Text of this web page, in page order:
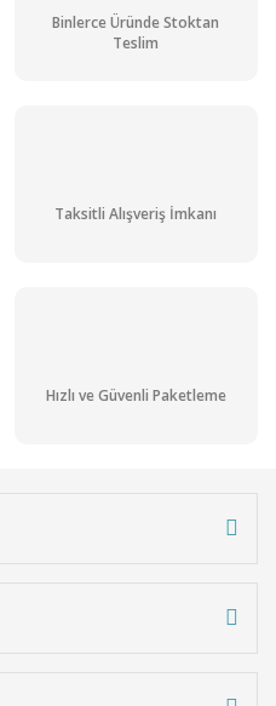
Binlerce Üründe Stoktan
Teslim
Taksitli Alışveriş İmkanı
Hızlı ve Güvenli Paketleme